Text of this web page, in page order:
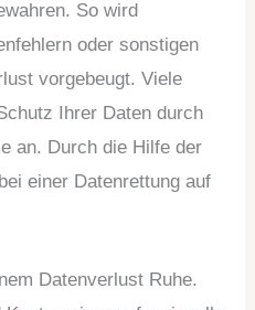
So wird
oder sonstigen
vorgebeugt. Viele
Ihrer Daten durch
an. Durch die Hilfe der
einer Datenrettung auf
Datenverlust Ruhe.